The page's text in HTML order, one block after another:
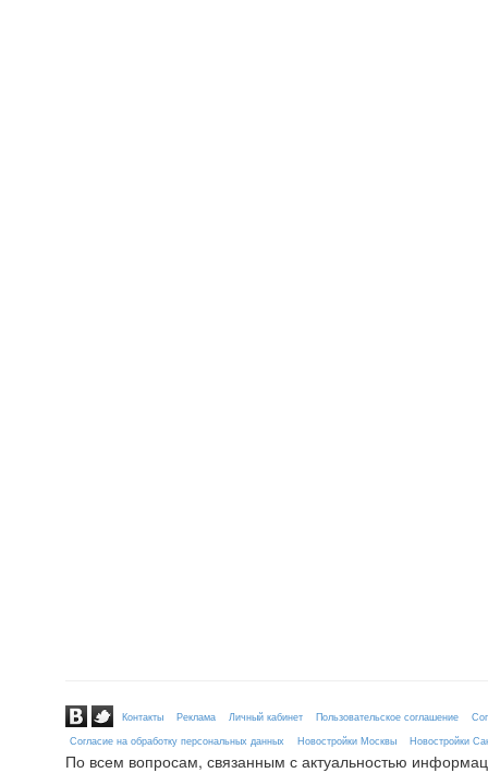
Контакты Реклама Личный кабинет Пользовательское соглашение
Согласие на обработку персональных данных
Новостройки Москвы Новостройки
По всем вопросам, связанным с актуальностью